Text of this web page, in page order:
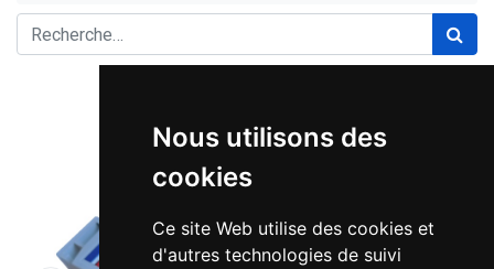
Nous utilisons des
cookies
Ce site Web utilise des cookies et
d'autres technologies de suivi